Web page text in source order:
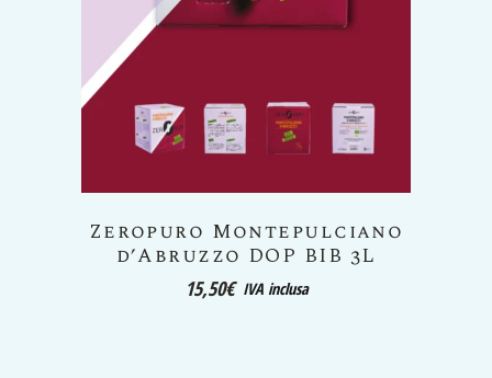
Zeropuro Vino Rosso da
uve appassite BIB 3L
16,50€IVA inclusa